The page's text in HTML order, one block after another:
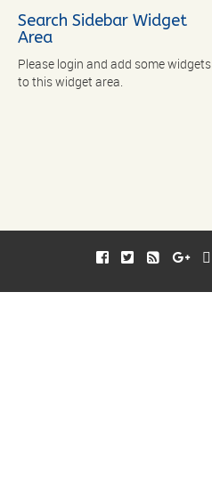
Search Sidebar Widget
Area
Please login and add some widgets
to this widget area.